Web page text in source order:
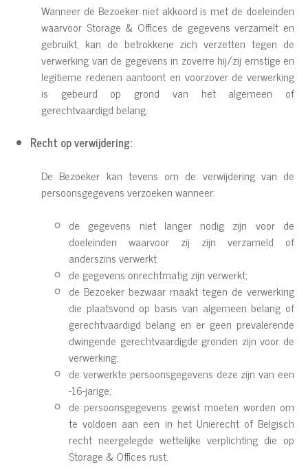
Wanneer de Bezoeker niet akkoord is met de doeleinden
waarvoor Storage & Offices de gegevens verzamelt en
gebruikt, kan de betrokkene zich verzetten tegen de
verwerking van de gegevens in zoverre hij/zij ernstige en
legitieme redenen aantoont en voorzover de verwerking
is gebeurd op grond van het algemeen of
gerechtvaardigd belang.
Recht op verwijdering:
De Bezoeker kan tevens om de verwijdering van de
persoonsgegevens verzoeken wanneer:
de gegevens niet langer nodig zijn voor de
doeleinden waarvoor zij zijn verzameld of
anderszins verwerkt
de gegevens onrechtmatig zijn verwerkt;
de Bezoeker bezwaar maakt tegen de verwerking
die plaatsvond op basis van algemeen belang of
gerechtvaardigd belang en er geen prevalerende
dwingende gerechtvaardigde gronden zijn voor de
verwerking;
de verwerkte persoonsgegevens deze zijn van een
-16-jarige;
de persoonsgegevens gewist moeten worden om
te voldoen aan een in het Unierecht of Belgisch
recht neergelegde wettelijke verplichting die op
Storage & Offices rust.